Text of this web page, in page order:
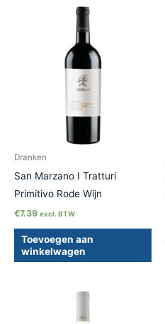
Dranken
San Marzano I Tratturi
Primitivo Rode Wijn
€7.39 excl. BTW
Toevoegen aan
winkelwagen